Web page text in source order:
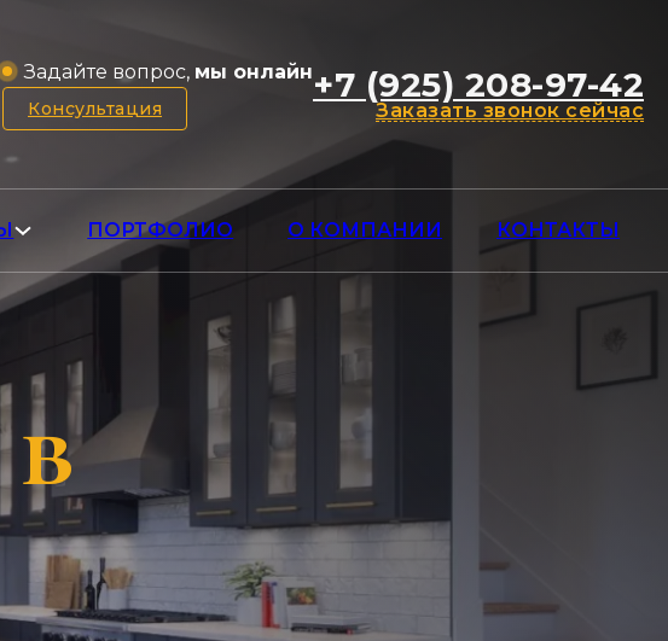
Задайте вопрос, мы онлайн
Консультация
+7 (925) 208-97-42
Заказать звонок сейчас
ПОРТФОЛИО О КОМПАНИИ КОНТАКТЫ
в